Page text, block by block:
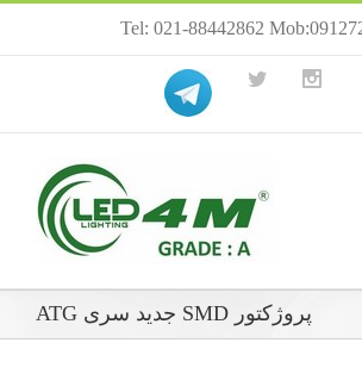
Tel: 021-88442862
پروژکتور SMD جدید سری ATG